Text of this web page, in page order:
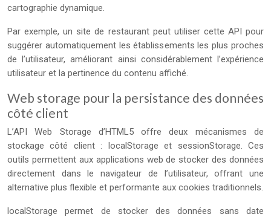
cartographie dynamique.
Par exemple, un site de restaurant peut utiliser cette API pour
suggérer automatiquement les établissements les plus proches
de l’utilisateur, améliorant ainsi considérablement l’expérience
utilisateur et la pertinence du contenu affiché.
Web storage pour la persistance des données
côté client
L’API Web Storage d’HTML5 offre deux mécanismes de
stockage côté client : localStorage et sessionStorage. Ces
outils permettent aux applications web de stocker des données
directement dans le navigateur de l’utilisateur, offrant une
alternative plus flexible et performante aux cookies traditionnels.
localStorage permet de stocker des données sans date